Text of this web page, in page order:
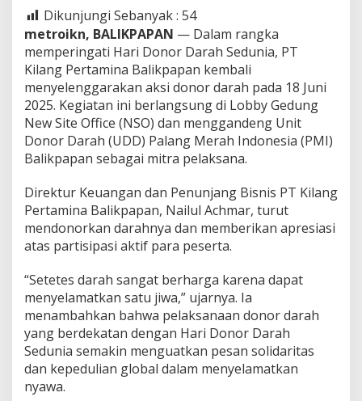
Dikunjungi Sebanyak : 54
metroikn, BALIKPAPAN — Dalam rangka
memperingati Hari Donor Darah Sedunia, PT
Kilang Pertamina Balikpapan kembali
menyelenggarakan aksi donor darah pada 18 Juni
2025. Kegiatan ini berlangsung di Lobby Gedung
New Site Office (NSO) dan menggandeng Unit
Donor Darah (UDD) Palang Merah Indonesia (PMI)
Balikpapan sebagai mitra pelaksana.
Direktur Keuangan dan Penunjang Bisnis PT Kilang
Pertamina Balikpapan, Nailul Achmar, turut
mendonorkan darahnya dan memberikan apresiasi
atas partisipasi aktif para peserta.
“Setetes darah sangat berharga karena dapat
menyelamatkan satu jiwa,” ujarnya. Ia
menambahkan bahwa pelaksanaan donor darah
yang berdekatan dengan Hari Donor Darah
Sedunia semakin menguatkan pesan solidaritas
dan kepedulian global dalam menyelamatkan
nyawa.